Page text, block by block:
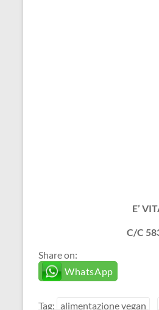
E’
C/C
Share on:
WhatsApp
Tag: alimentazione vegan